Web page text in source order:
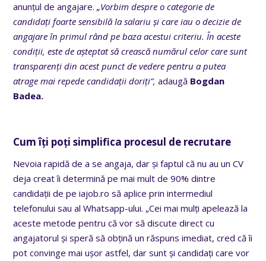
anunțul de angajare. „Vorbim despre o categorie de
candidați foarte sensibilă la salariu și care iau o decizie de
angajare în primul rând pe baza acestui criteriu. În aceste
condiții, este de așteptat să crească numărul celor care sunt
transparenți din acest punct de vedere pentru a putea
atrage mai repede candidații doriți”, adaugă Bogdan
Badea.
Cum îți poți simplifica procesul de recrutare
Nevoia rapidă de a se angaja, dar și faptul că nu au un CV
deja creat îi determină pe mai mult de 90% dintre
candidații de pe iajob.ro să aplice prin intermediul
telefonului sau al Whatsapp-ului. „Cei mai mulți apelează la
aceste metode pentru că vor să discute direct cu
angajatorul și speră să obțină un răspuns imediat, cred că îi
pot convinge mai ușor astfel, dar sunt și candidați care vor